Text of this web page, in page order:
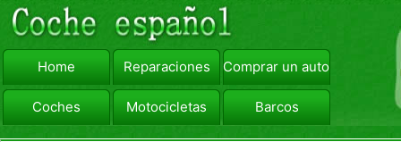
Home Reparaciones Comprar un automóvil
Coches Motocicletas Barcos